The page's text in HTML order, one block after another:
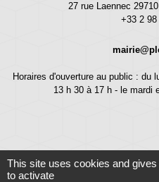
27 rue Laennec
+33 2 98
Horaires d'ouverture au public : du
13 h 30 à 17 h - le mardi
This site uses cookies and
to activate